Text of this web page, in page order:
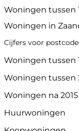
Woningen tussen
Woningen in
Cijfers voor
Woningen tussen
Woningen tussen
Woningen na 2015
Huurwoningen